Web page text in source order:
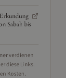
Sabah bis
verdienen
diese Links.
Kosten.